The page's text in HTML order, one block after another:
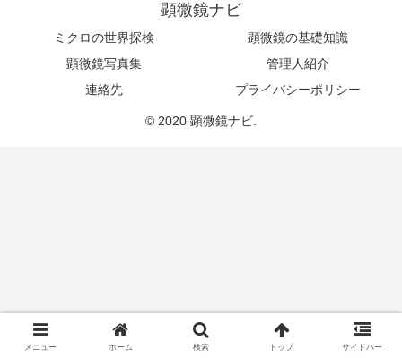
顕微鏡ナビ
ミクロの世界探検
顕微鏡の基礎知識
顕微鏡写真集
管理人紹介
連絡先
プライバシーポリシー
© 2020 顕微鏡ナビ.
メニュー ホーム 検索 トップ サイドバー